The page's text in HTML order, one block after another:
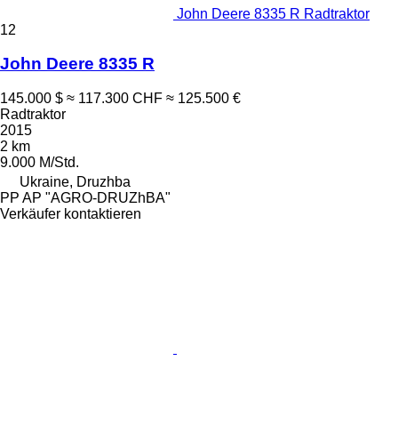
John Deere 8335 R Radtraktor
12
John Deere 8335 R
145.000 $ ≈ 117.300 CHF ≈ 125.500 €
Radtraktor
2015
2 km
9.000 M/Std.
Ukraine, Druzhba
PP AP "AGRO-DRUZhBA"
Verkäufer kontaktieren